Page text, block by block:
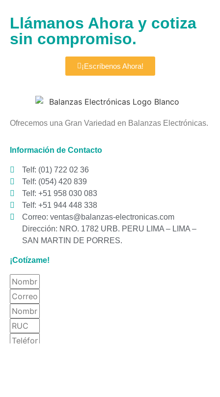
Llámanos Ahora y cotiza
sin compromiso.
¡Escríbenos Ahora!
Ofrecemos una Gran Variedad en Balanzas Electrónicas.
Información de Contacto
Telf: (01) 722 02 36
Telf: (054) 420 839
Telf: +51 958 030 083
Telf: +51 944 448 338
Correo: ventas@balanzas-electronicas.com
Dirección: NRO. 1782 URB. PERU LIMA – LIMA –
SAN MARTIN DE PORRES.
¡Cotízame!